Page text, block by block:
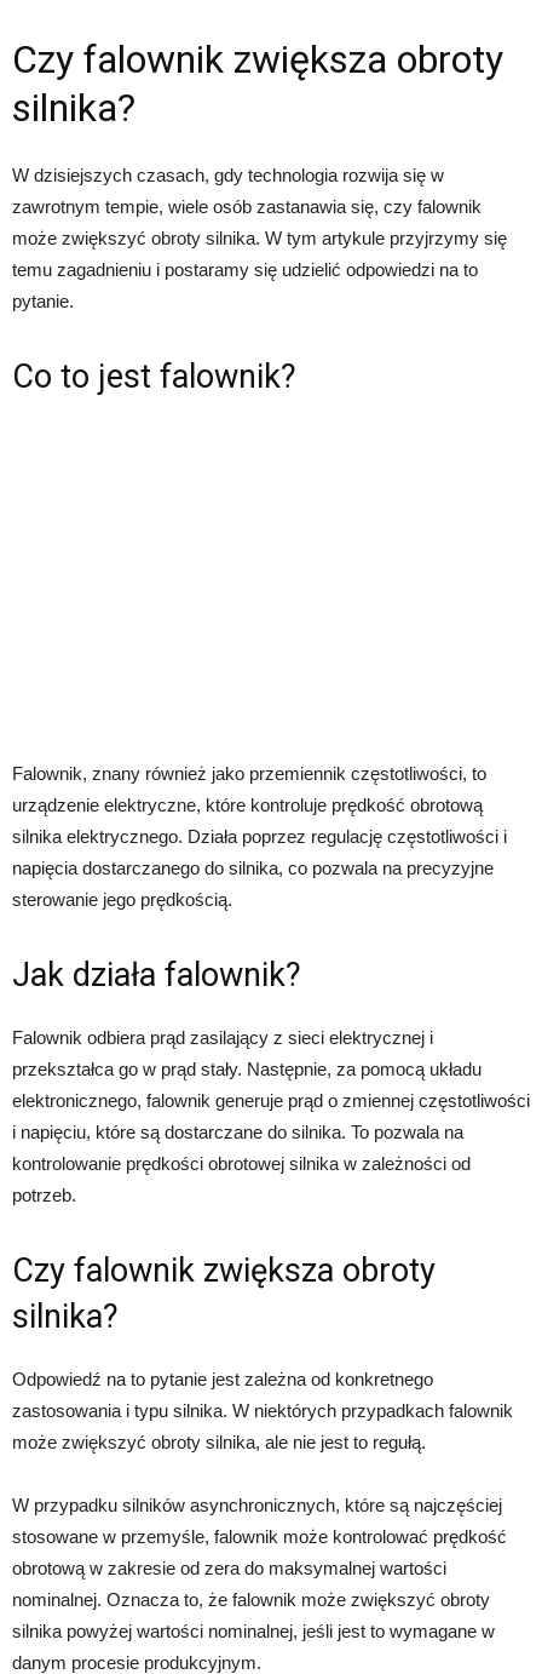
Czy falownik zwiększa obroty
silnika?
W dzisiejszych czasach, gdy technologia rozwija się w
zawrotnym tempie, wiele osób zastanawia się, czy falownik
może zwiększyć obroty silnika. W tym artykule przyjrzymy się
temu zagadnieniu i postaramy się udzielić odpowiedzi na to
pytanie.
Co to jest falownik?
Falownik, znany również jako przemiennik częstotliwości, to
urządzenie elektryczne, które kontroluje prędkość obrotową
silnika elektrycznego. Działa poprzez regulację częstotliwości i
napięcia dostarczanego do silnika, co pozwala na precyzyjne
sterowanie jego prędkością.
Jak działa falownik?
Falownik odbiera prąd zasilający z sieci elektrycznej i
przekształca go w prąd stały. Następnie, za pomocą układu
elektronicznego, falownik generuje prąd o zmiennej częstotliwości
i napięciu, które są dostarczane do silnika. To pozwala na
kontrolowanie prędkości obrotowej silnika w zależności od
potrzeb.
Czy falownik zwiększa obroty
silnika?
Odpowiedź na to pytanie jest zależna od konkretnego
zastosowania i typu silnika. W niektórych przypadkach falownik
może zwiększyć obroty silnika, ale nie jest to regułą.
W przypadku silników asynchronicznych, które są najczęściej
stosowane w przemyśle, falownik może kontrolować prędkość
obrotową w zakresie od zera do maksymalnej wartości
nominalnej. Oznacza to, że falownik może zwiększyć obroty
silnika powyżej wartości nominalnej, jeśli jest to wymagane w
danym procesie produkcyjnym.